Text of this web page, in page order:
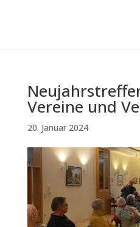
Vereine und
20. Januar 2024